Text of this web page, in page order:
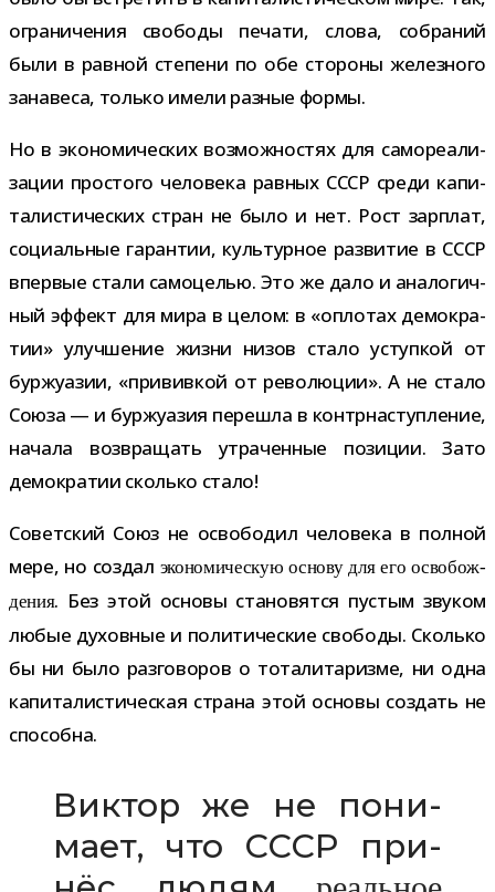
огра­ни­че­ния сво­боды печати, слова, собра­ний
были в рав­ной сте­пени по обе сто­роны желез­ного
зана­веса, только имели раз­ные формы.
Но в эко­но­ми­че­ских воз­мож­но­стях для само­ре­а­ли­
за­ции про­стого чело­века рав­ных СССР среди капи­
та­ли­сти­че­ских стран не было и нет. Рост зар­плат,
соци­аль­ные гаран­тии, куль­тур­ное раз­ви­тие в СССР
впер­вые стали само­це­лью. Это же дало и ана­ло­гич­
ный эффект для мира в целом: в «опло­тах демо­кра­
тии» улуч­ше­ние жизни низов стало уступ­кой от
бур­жу­а­зии, «при­вив­кой от рево­лю­ции». А не стало
Союза — и бур­жу­а­зия пере­шла в контр­на­ступ­ле­ние,
начала воз­вра­щать утра­чен­ные пози­ции. Зато
демо­кра­тии сколько стало!
Советский Союз не осво­бо­дил чело­века в пол­ной
мере, но создал эко­но­ми­че­скую основу для его осво­бож­
де­ния. Без этой основы ста­но­вятся пустым зву­ком
любые духов­ные и поли­ти­че­ские сво­боды. Сколько
бы ни было раз­го­во­ров о тота­ли­та­ризме, ни одна
капи­та­ли­сти­че­ская страна этой основы создать не
способна.
Виктор же не пони­
мает, что СССР при­